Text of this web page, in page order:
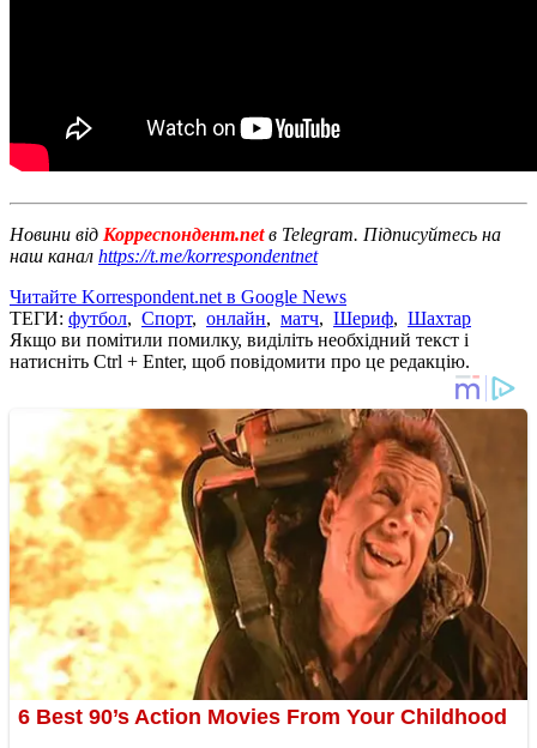
Новини від Корреспондент.netв Telegram. Підписуйтесь на
наш канал https://t.me/korrespondentnet
Читайте Korrespondent.net в Google News
ТЕГИ: футбол, Спорт, онлайн, матч, Шериф, Шахтар
Якщо ви помітили помилку, виділіть необхідний текст і
натисніть Ctrl + Enter, щоб повідомити про це редакцію.